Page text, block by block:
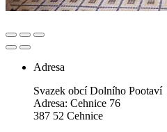
Adresa
Svazek obcí Dolního Pootaví
Adresa: Cehnice 76
387 52 Cehnice